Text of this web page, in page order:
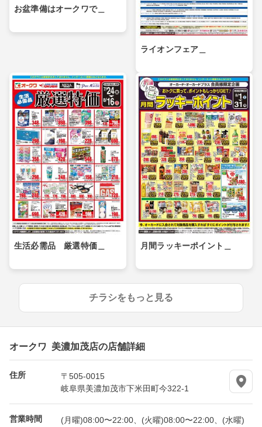
お盆準備はオークワで＿
ライオンフェア＿
生活必需品 厳選特価＿ 月間ラッキーポイント＿
チラシをもっと見る
オークワ 美濃加茂店の店舗詳細
住所
〒505-0015
岐阜県美濃加茂市下米田町今322-1
営業時間
(月曜)08:00〜22:00、(火曜)08:00〜22:00、(水曜)